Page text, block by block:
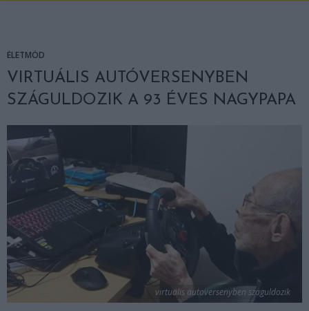
ÉLETMÓD
VIRTUÁLIS AUTÓVERSENYBEN
SZÁGULDOZIK A 93 ÉVES NAGYPAPA
virtualis autoversenyben szaguldozik